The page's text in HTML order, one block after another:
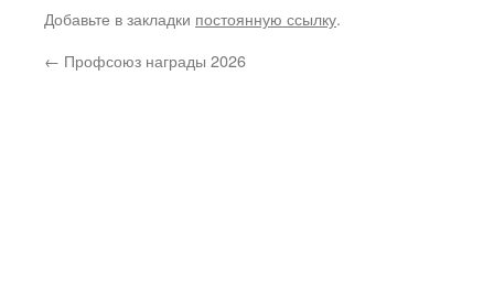
Добавьте в закладки постоянную ссылку.
← Профсоюз награды 2026